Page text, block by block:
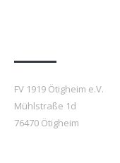
FV 1919 Ötigheim e.V.
Mühlstraße 1d
76470 Ötigheim